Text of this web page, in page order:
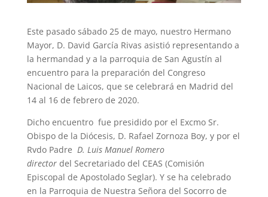
Este pasado sábado 25 de mayo, nuestro Hermano
Mayor, D. David García Rivas asistió representando a
la hermandad y a la parroquia de San Agustín al
encuentro para la preparación del Congreso
Nacional de Laicos, que se celebrará en Madrid del
14 al 16 de febrero de 2020.
Dicho encuentro fue presidido por el Excmo Sr.
Obispo de la Diócesis, D. Rafael Zornoza Boy, y por el
Rvdo Padre D. Luis Manuel Romero
directordel Secretariado del CEAS (Comisión
Episcopal de Apostolado Seglar). Y se ha celebrado
en la Parroquia de Nuestra Señora del Socorro de